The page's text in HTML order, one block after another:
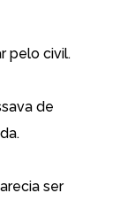
pelo civil.
de
ser